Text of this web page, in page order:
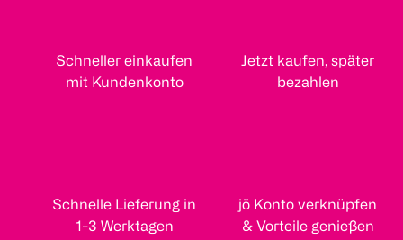
Schneller einkaufen
mit Kundenkonto
Jetzt kaufen, später
bezahlen
Schnelle Lieferung in
1-3 Werktagen
jö Konto verknüpfen
& Vorteile genießen